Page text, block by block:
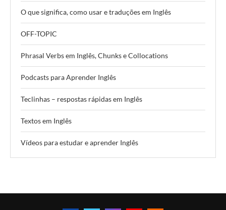
O que significa, como usar e traduções em Inglês
OFF-TOPIC
Phrasal Verbs em Inglês, Chunks e Collocations
Podcasts para Aprender Inglês
Teclinhas – respostas rápidas em Inglês
Textos em Inglês
Vídeos para estudar e aprender Inglês